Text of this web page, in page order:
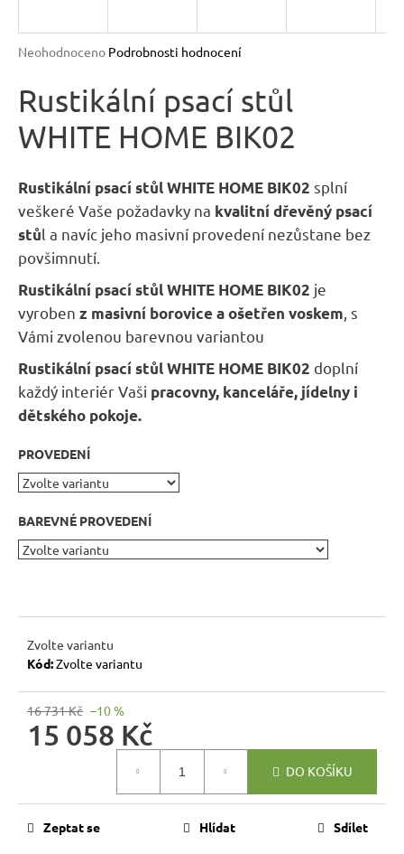
Průměrné
produktu
je
0,0
z
hvězdiček.
Neohodnoceno Podrobnosti hodnocení
Rustikální psací stůl
WHITE HOME BIK02
Rustikální psací stůl WHITE HOME BIK02 splní
veškeré Vaše požadavky na kvalitní dřevěný psací
stůl a navíc jeho masivní provedení nezůstane bez
povšimnutí.
Rustikální psací stůl WHITE HOME BIK02 je
vyroben z masivní borovice a ošetřen voskem , s
Vámi zvolenou barevnou variantou
Rustikální psací stůl WHITE HOME BIK02 doplní
každý interiér Vaši pracovny, kanceláře, jídelny i
dětského pokoje.
PROVEDENÍ
BAREVNÉ PROVEDENÍ
Zvolte variantu
Kód:Zvolte variantu
16 731 Kč –10 %
15 058 Kč
DO KOŠÍKU
Zeptat se Hlídat Sdílet
a
í
t
?
HLEDAT
D
o
p
o
r
č
u
j
e
m
e
RUSTIKÁLNÍ
SWEET
HOME
S
ÚLOŽNÝM
PROSTOREM
720